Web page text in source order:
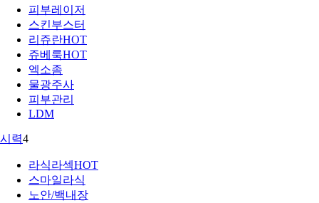
피부레이저
스킨부스터
리쥬란HOT
쥬베룩HOT
엑소좀
물광주사
피부관리
LDM
시력4
라식라섹HOT
스마일라식
노안/백내장